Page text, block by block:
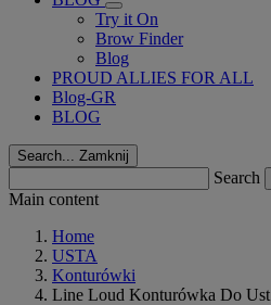
Try it On
Brow Finder
Blog
PROUD ALLIES FOR ALL
Blog-GR
BLOG
Search... Zamknij
Search
Main content
Home
USTA
Konturówki
Line Loud Konturówka Do Ust